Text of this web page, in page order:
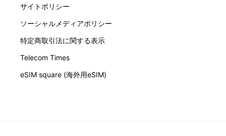
詳細 >
仙台駅:東横INN仙台駅西口中央 フロントロビー
サイトポリシー
ソーシャルメディアポリシー
特定商取引法に関する表示
Telecom Times
eSIM square (海外用eSIM)